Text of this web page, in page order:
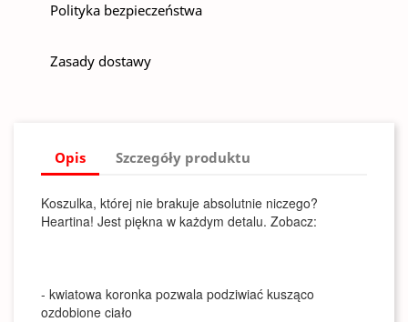
Polityka bezpieczeństwa
Zasady dostawy
Opis Szczegóły produktu
Koszulka, której nie brakuje absolutnie niczego?
Heartina! Jest piękna w każdym detalu. Zobacz:
- kwiatowa koronka pozwala podziwiać kusząco
ozdobione ciało